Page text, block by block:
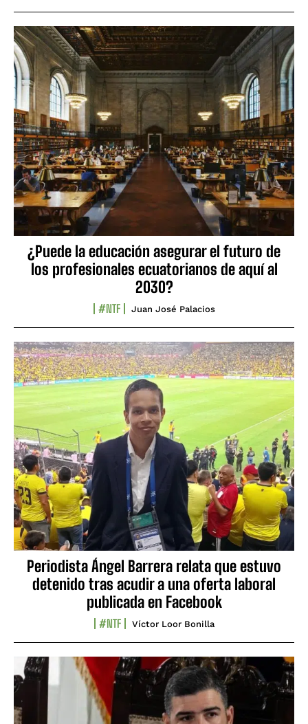
¿Puede la educación asegurar el futuro de
los profesionales ecuatorianos de aquí al
2030?
#NTF Juan José Palacios
Periodista Ángel Barrera relata que estuvo
detenido tras acudir a una oferta laboral
publicada en Facebook
#NTF Víctor Loor Bonilla